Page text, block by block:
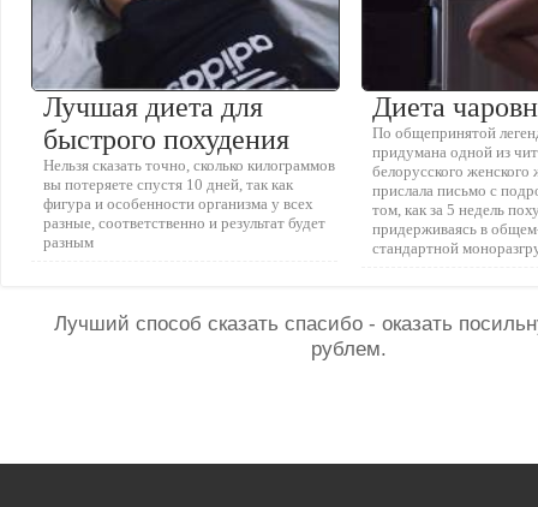
Лучшая диета для
быстрого похудения
Нельзя сказать точно, сколько килограммов
вы потеряете спустя 10 дней, так как
фигура и особенности организма у всех
разные, соответственно и результат будет
разным
Диета
По общепринятой
придумана одной из
белорусского
прислала письмо с
том, как за 5 недель
придерживаясь в
стандартной
Лучший способ сказать спасибо - оказать
рублем.